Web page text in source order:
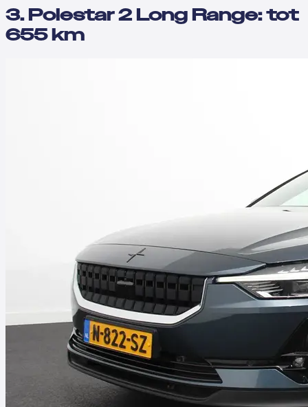
3. Polestar 2 Long Range: tot
655 km